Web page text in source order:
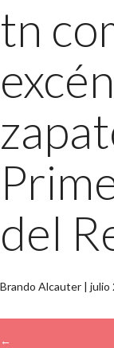
tn
del
Brando Alcauter | julio
←